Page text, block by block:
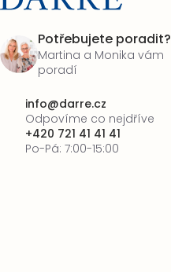
Potřebujete poradit?
Martina a Monika vám
poradí
info@darre.cz
Odpovíme co nejdříve
+420 721 41 41 41
Po-Pá: 7:00-15:00